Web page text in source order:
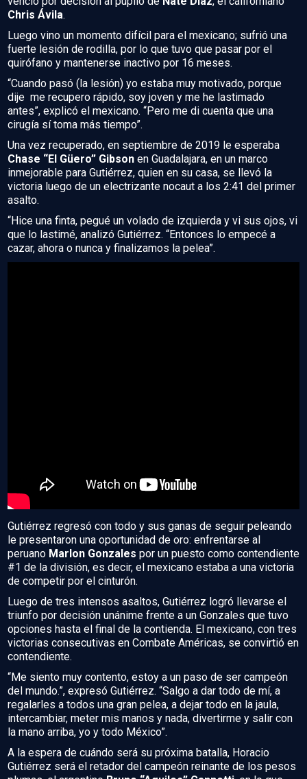
Chris Ávila.
Luego vino un momento difícil para el mexicano; sufrió una
fuerte lesión de rodilla, por lo que tuvo que pasar por el
quirófano y mantenerse inactivo por 16 meses.
“Cuando pasó (la lesión) yo estaba muy motivado, porque
dije me recupero rápido, soy joven y me he lastimado
antes”, explicó el mexicano. “Pero me di cuenta que una
cirugía sí toma más tiempo”.
Una vez recuperado, en septiembre de 2019 le esperaba
Chase “El Güero” Gibson en Guadalajara, en un marco
inmejorable para Gutiérrez, quien en su casa, se llevó la
victoria luego de un electrizante nocaut a los 2:41 del primer
asalto.
“Hice una finta, pegué un volado de izquierda y vi sus ojos, vi
que lo lastimé, analizó Gutiérrez. “Entonces lo empecé a
cazar, ahora o nunca y finalizamos la pelea”.
Gutiérrez regresó con todo y sus ganas de seguir peleando
le presentaron una oportunidad de oro: enfrentarse al
peruano Marlon Gonzales por un puesto como contendiente
#1 de la división, es decir, el mexicano estaba a una victoria
de competir por el cinturón.
Luego de tres intensos asaltos, Gutiérrez logró llevarse el
triunfo por decisión unánime frente a un Gonzales que tuvo
opciones hasta el final de la contienda. El mexicano, con tres
victorias consecutivas en Combate Américas, se convirtió en
contendiente.
“Me siento muy contento, estoy a un paso de ser campeón
del mundo.”, expresó Gutiérrez. “Salgo a dar todo de mí, a
regalarles a todos una gran pelea, a dejar todo en la jaula,
intercambiar, meter mis manos y nada, divertirme y salir con
la mano arriba, yo y todo México”.
A la espera de cuándo será su próxima batalla, Horacio
Gutiérrez será el retador del campeón reinante de los pesos